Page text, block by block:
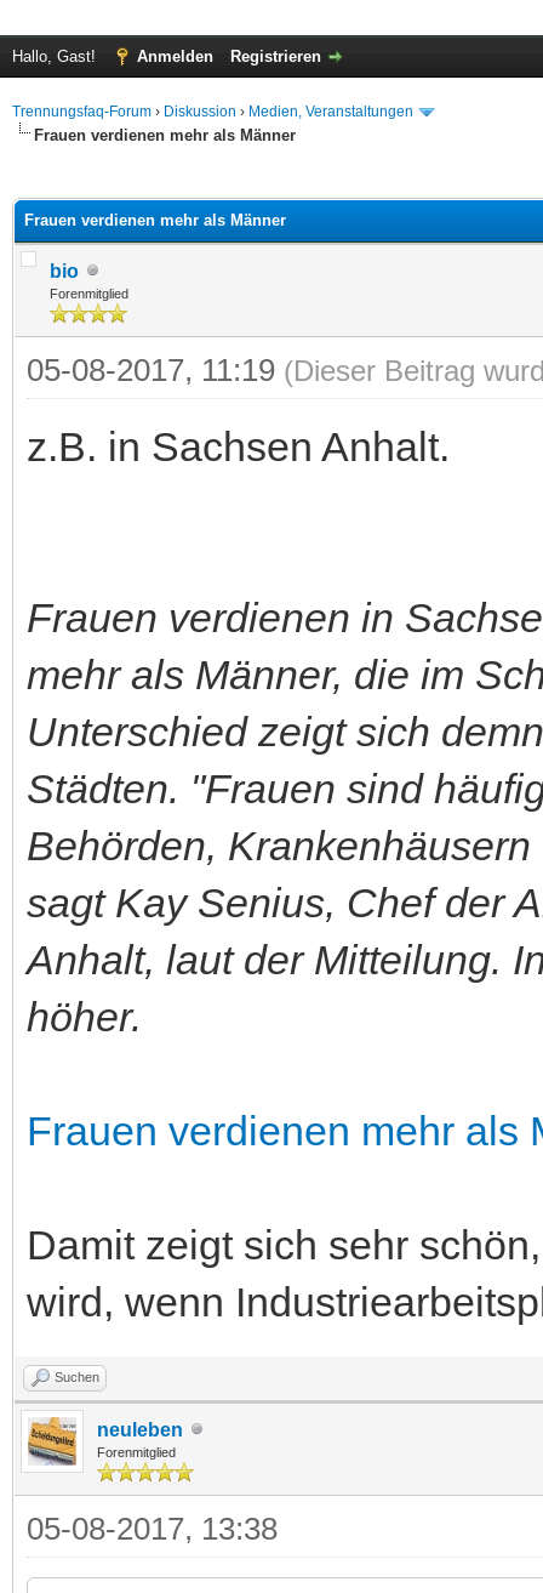
Hallo, Gast! Anmelden Registrieren
Trennungsfaq-Forum › Diskussion › Medien, Veranstaltungen
Frauen verdienen mehr als Männer
Frauen verdienen mehr als Männer
bio
Forenmitglied
05-08-2017, 11:19 (Dieser Beitrag
z.B. in Sachsen Anhalt.
Frauen verdienen in
mehr als Männer, die im
Unterschied zeigt sich
Städten. "Frauen sind
Behörden,
sagt Kay Senius, Chef der
Anhalt, laut der Mitteilung.
höher.
Frauen verdienen mehr als
Damit zeigt sich sehr
wird, wenn
Suchen
neuleben
Forenmitglied
05-08-2017, 13:38